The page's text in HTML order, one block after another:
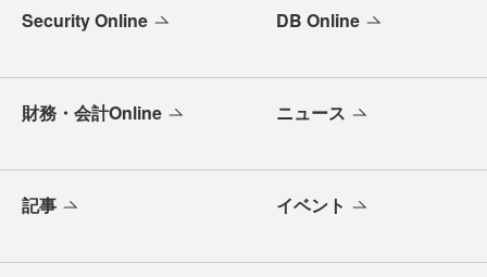
Security Online DB Online
財務・会計Online ニュース
記事 イベント